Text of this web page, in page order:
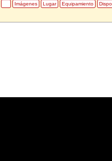
Imágenes Lugar Equipamiento